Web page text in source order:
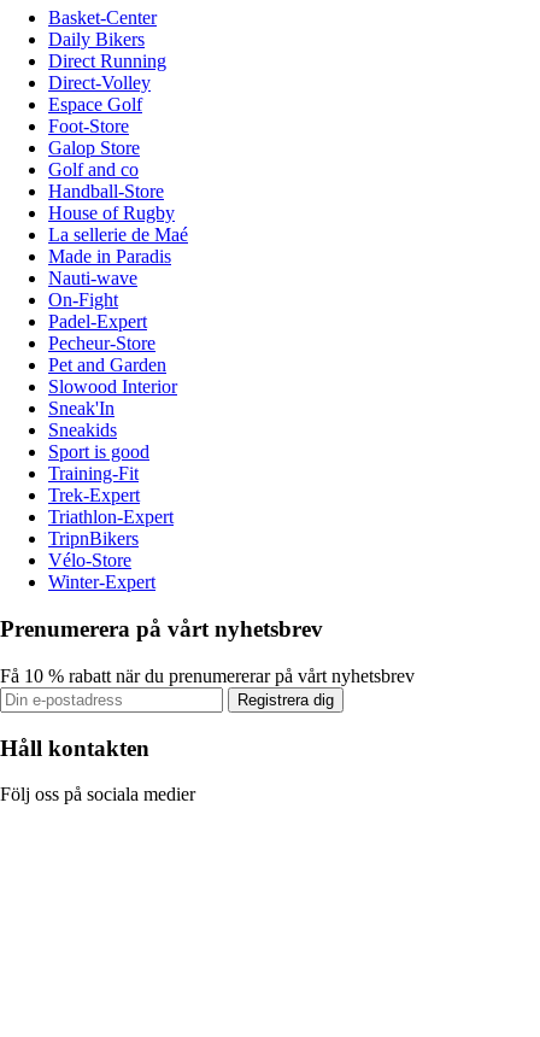
Basket-Center
Daily Bikers
Direct Running
Direct-Volley
Espace Golf
Foot-Store
Galop Store
Golf and co
Handball-Store
House of Rugby
La sellerie de Maé
Made in Paradis
Nauti-wave
On-Fight
Padel-Expert
Pecheur-Store
Pet and Garden
Slowood Interior
Sneak'In
Sneakids
Sport is good
Training-Fit
Trek-Expert
Triathlon-Expert
TripnBikers
Vélo-Store
Winter-Expert
Prenumerera på vårt nyhetsbrev
Få 10 % rabatt när du prenumererar på vårt nyhetsbrev
Registrera dig
Håll kontakten
Följ oss på sociala medier